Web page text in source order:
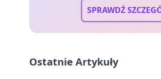
SPRAWDŹ
Ostatnie Artykuły